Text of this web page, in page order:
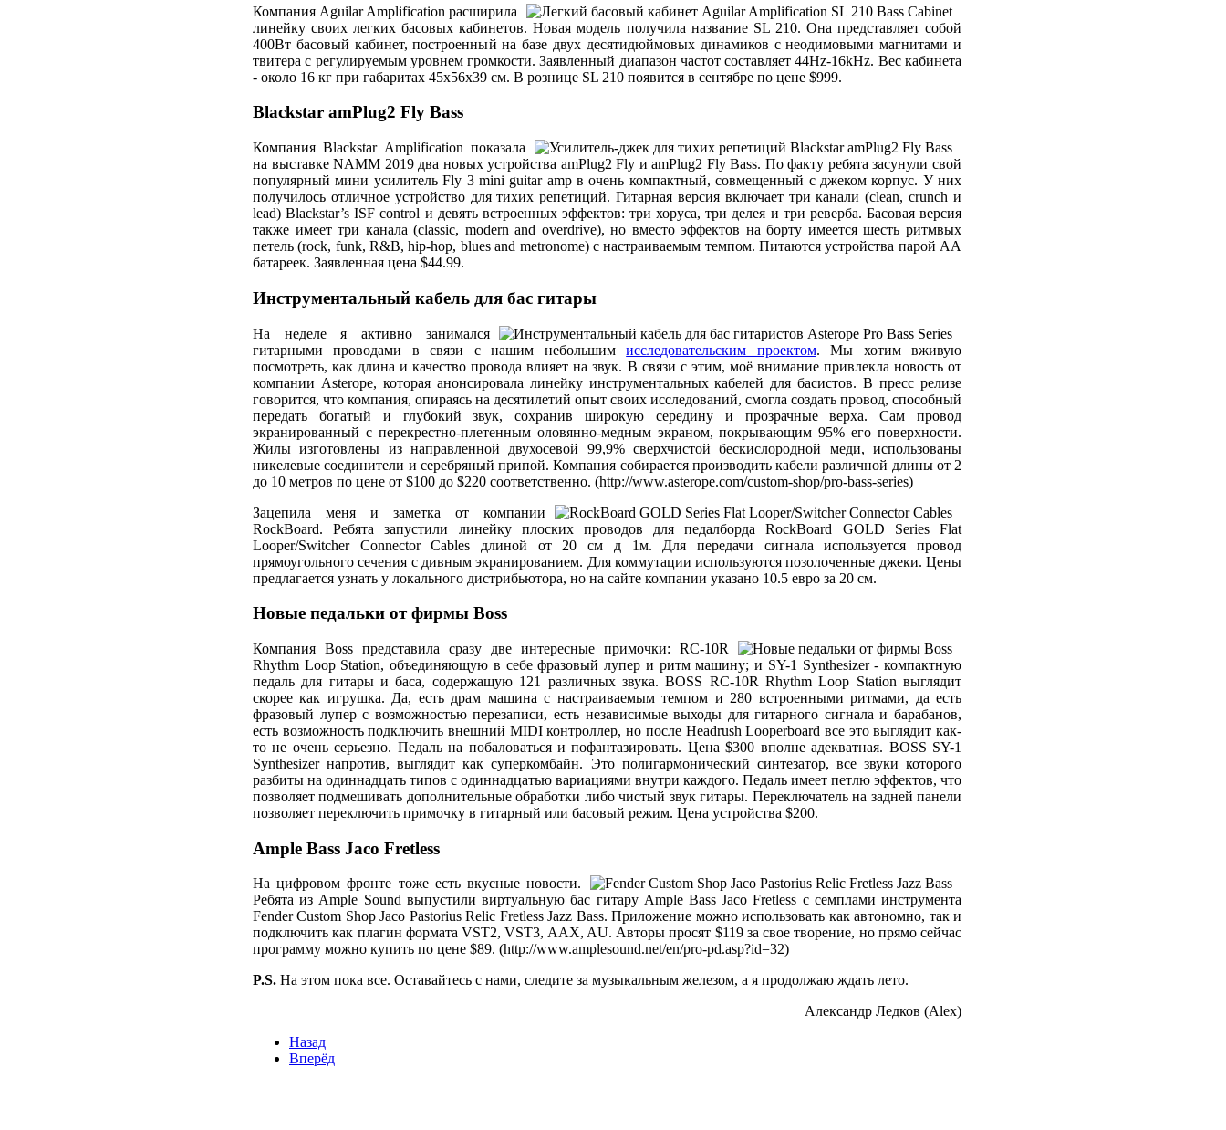
Компания Aguilar Amplification расширила
линейку своих легких басовых кабинетов. Новая модель получила название SL 210. Она представляет собой
400Вт басовый кабинет, построенный на базе двух десятидюймовых динамиков с неодимовыми магнитами и
твитера с регулируемым уровнем громкости. Заявленный диапазон частот составляет 44Hz-16kHz. Вес кабинета
- около 16 кг при габаритах 45x56x39 см. В рознице SL 210 появится в сентябре по цене $999.
Blackstar amPlug2 Fly Bass
Компания Blackstar Amplification показала
на выставке NAMM 2019 два новых устройства amPlug2 Fly и amPlug2 Fly Bass. По факту ребята засунули свой
популярный мини усилитель Fly 3 mini guitar amp в очень компактный, совмещенный с джеком корпус. У них
получилось отличное устройство для тихих репетиций. Гитарная версия включает три канали (clean, crunch и
lead) Blackstar’s ISF control и девять встроенных эффектов: три хоруса, три делея и три реверба. Басовая версия
также имеет три канала (classic, modern and overdrive), но вместо эффектов на борту имеется шесть ритмвых
петель (rock, funk, R&B, hip-hop, blues and metronome) с настраиваемым темпом. Питаются устройства парой AA
батареек. Заявленная цена $44.99.
Инструментальный кабель для бас гитары
На неделе я активно занимался
гитарными проводами в связи с нашим небольшимисследовательским проектом. Мы хотим вживую
посмотреть, как длина и качество провода влияет на звук. В связи с этим, моё внимание привлекла новость от
компании Asterope, которая анонсировала линейку инструментальных кабелей для басистов. В пресс релизе
говорится, что компания, опираясь на десятилетий опыт своих исследований, смогла создать провод, способный
передать богатый и глубокий звук, сохранив широкую середину и прозрачные верха. Сам провод
экранированный с перекрестно-плетенным оловянно-медным экраном, покрывающим 95% его поверхности.
Жилы изготовлены из направленной двухосевой 99,9% сверхчистой бескислородной меди, использованы
никелевые соединители и серебряный припой. Компания собирается производить кабели различной длины от 2
до 10 метров по цене от $100 до $220 соответственно. (http://www.asterope.com/custom-shop/pro-bass-series)
Зацепила меня и заметка от компании
RockBoard. Ребята запустили линейку плоских проводов для педалборда RockBoard GOLD Series Flat
Looper/Switcher Connector Cables длиной от 20 см д 1м. Для передачи сигнала используется провод
прямоугольного сечения с дивным экранированием. Для коммутации используются позолоченные джеки. Цены
предлагается узнать у локального дистрибьютора, но на сайте компании указано 10.5 евро за 20 см.
Новые педальки от фирмы Boss
Компания Boss представила сразу две интересные примочки: RC-10R
Rhythm Loop Station, объединяющую в себе фразовый лупер и ритм машину; и SY-1 Synthesizer - компактную
педаль для гитары и баса, содержащую 121 различных звука. BOSS RC-10R Rhythm Loop Station выглядит
скорее как игрушка. Да, есть драм машина с настраиваемым темпом и 280 встроенными ритмами, да есть
фразовый лупер с возможностью перезаписи, есть независимые выходы для гитарного сигнала и барабанов,
есть возможность подключить внешний MIDI контроллер, но после Headrush Looperboard все это выглядит как-
то не очень серьезно. Педаль на побаловаться и пофантазировать. Цена $300 вполне адекватная. BOSS SY-1
Synthesizer напротив, выглядит как суперкомбайн. Это полигармонический синтезатор, все звуки которого
разбиты на одиннадцать типов с одиннадцатью вариациями внутри каждого. Педаль имеет петлю эффектов, что
позволяет подмешивать дополнительные обработки либо чистый звук гитары. Переключатель на задней панели
позволяет переключить примочку в гитарный или басовый режим. Цена устройства $200.
Ample Bass Jaco Fretless
На цифровом фронте тоже есть вкусные новости.
Ребята из Ample Sound выпустили виртуальную бас гитару Ample Bass Jaco Fretless с семплами инструмента
Fender Custom Shop Jaco Pastorius Relic Fretless Jazz Bass. Приложение можно использовать как автономно, так и
подключить как плагин формата VST2, VST3, AAX, AU. Авторы просят $119 за свое творение, но прямо сейчас
программу можно купить по цене $89. (http://www.amplesound.net/en/pro-pd.asp?id=32)
P.S. На этом пока все. Оставайтесь с нами, следите за музыкальным железом, а я продолжаю ждать лето.
Александр Ледков (Alex)
Назад
Вперёд